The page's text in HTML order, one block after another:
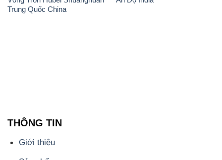
Trung Quốc China
THÔNG TIN
Giới thiệu